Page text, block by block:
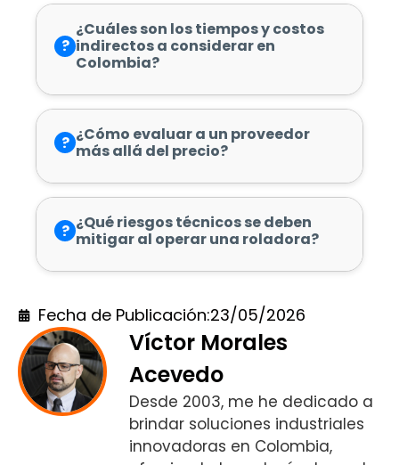
?
¿Cuáles son los tiempos y costos
indirectos a considerar en
Colombia?
? ¿Cómo evaluar a un proveedor
más allá del precio?
? ¿Qué riesgos técnicos se deben
mitigar al operar una roladora?
Fecha de Publicación:23/05/2026
Víctor Morales
Acevedo
Desde 2003, me he dedicado a
brindar soluciones industriales
innovadoras en Colombia,